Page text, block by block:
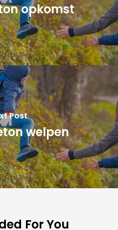
opkomst
Post
welpen
For You